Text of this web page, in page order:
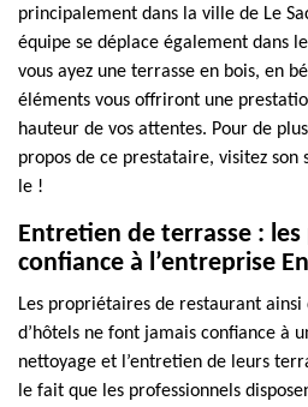
principalement dans la ville de Le
équipe se déplace également dans
vous ayez une terrasse en bois, en
éléments vous offriront une
hauteur de vos attentes. Pour de
propos de ce prestataire, visitez
le !
Entretien de terrasse :
confiance à l’entreprise
Les propriétaires de restaurant ainsi
d’hôtels ne font jamais confiance à
nettoyage et l’entretien de leurs
le fait que les professionnels